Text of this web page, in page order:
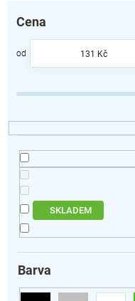
n
p
o
u
k
Cena
131 Kč
SKLADEM
Barva